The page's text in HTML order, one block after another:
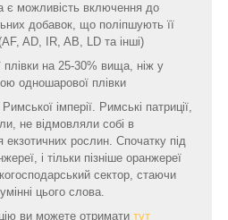
є можливість включення до
добавок, що поліпшують її
AD, IR, AB, LD та інші)
плівки на 25-30% вища, ніж у
одношарової плівки
імперії. Римські патриції,
не відмовляли собі в
рослин. Спочатку під
і тільки пізніше оранжереї
сектор, стаючи
цього слова.
ви можете отримати тут